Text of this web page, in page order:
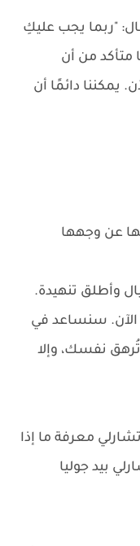
"ربما يجب عليكِ
متأكد من أن
يمكننا دائمًا أن
عن وجهها
وأطلق تنهيدة.
الآن. سنساعد في
تُرهق نفسك، وإلا
معرفة ما إذا
بيد جوليا